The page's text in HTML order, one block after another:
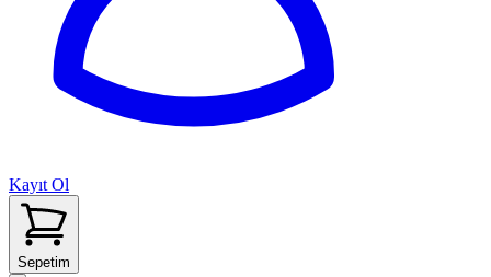
Kayıt Ol
Sepetim